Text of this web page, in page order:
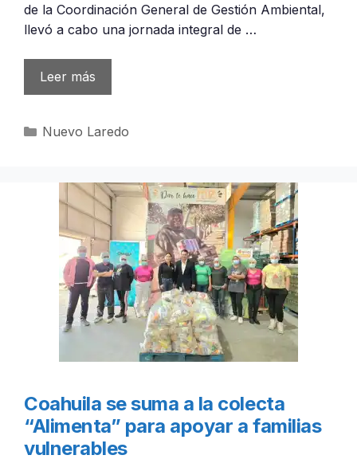
de la Coordinación General de Gestión Ambiental,
llevó a cabo una jornada integral de …
Leer más
Categorías
Nuevo Laredo
Coahuila se suma a la colecta
“Alimenta” para apoyar a familias
vulnerables